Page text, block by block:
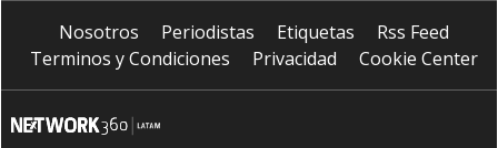
Nosotros Periodistas Etiquetas
Rss Feed
Terminos y Condiciones
Privacidad Cookie Center